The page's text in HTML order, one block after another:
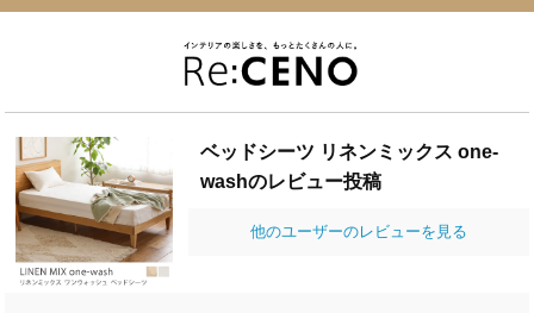
ベッドシーツ リネンミックス one-
washのレビュー投稿
他のユーザーのレビューを見る